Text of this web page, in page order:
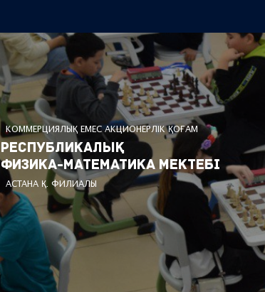
КОММЕРЦИЯЛЫҚ ЕМЕС АКЦИОНЕРЛІК ҚОҒАМ
Республикалық
физика-математика мектебі
АСТАНА Қ. ФИЛИАЛЫ